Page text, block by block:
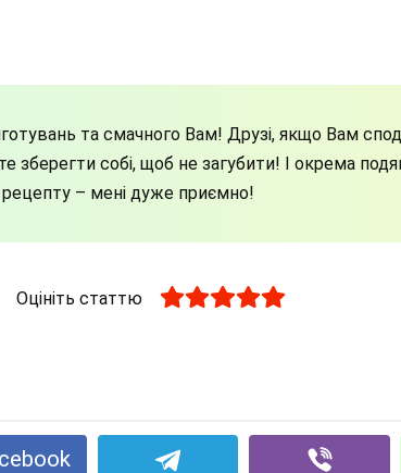
та смачного Вам! Друзі, якщо Вам
зберегти собі, щоб не загубити! І окрема
рецепту – мені дуже приємно!
Оцініть статтю